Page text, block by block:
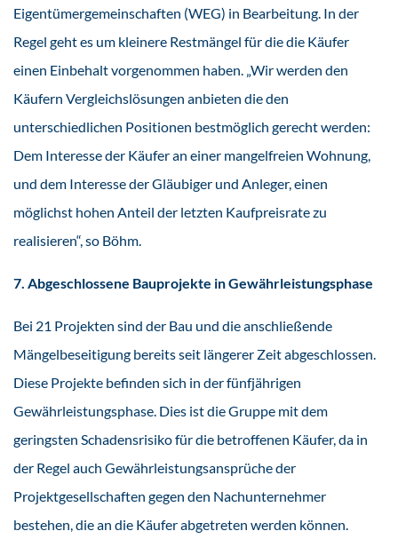
Eigentümergemeinschaften (WEG) in Bearbeitung. In der
Regel geht es um kleinere Restmängel für die die Käufer
einen Einbehalt vorgenommen haben. „Wir werden den
Käufern Vergleichslösungen anbieten die den
unterschiedlichen Positionen bestmöglich gerecht werden:
Dem Interesse der Käufer an einer mangelfreien Wohnung,
und dem Interesse der Gläubiger und Anleger, einen
möglichst hohen Anteil der letzten Kaufpreisrate zu
realisieren“, so Böhm.
7. Abgeschlossene Bauprojekte in Gewährleistungsphase
Bei 21 Projekten sind der Bau und die anschließende
Mängelbeseitigung bereits seit längerer Zeit abgeschlossen.
Diese Projekte befinden sich in der fünfjährigen
Gewährleistungsphase. Dies ist die Gruppe mit dem
geringsten Schadensrisiko für die betroffenen Käufer, da in
der Regel auch Gewährleistungsansprüche der
Projektgesellschaften gegen den Nachunternehmer
bestehen, die an die Käufer abgetreten werden können.